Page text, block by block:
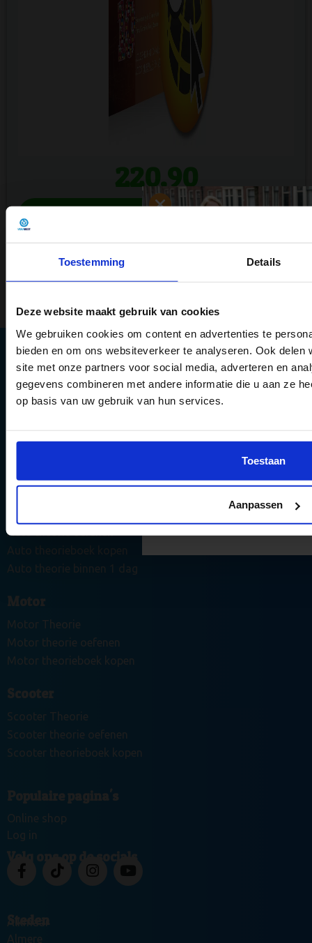
Toestemming Details
Deze website maakt gebruik van cookies
We gebruiken cookies om content en advertenties te
bieden en om ons websiteverkeer te analyseren. Ook
site met onze partners voor social media, adverteren en
gegevens combineren met andere informatie die u aan ze
op basis van uw gebruik van hun services.
Toestaan
Aanpassen
220,90
Meer informatie
Bezoekadres
De Dieze 22
5684PT Best
Auto
Auto theorie oefenen
Auto theorie binnen 1 dag
Motor
Motor Theorie
Motor theorie oefenen
Motor theorieboek kopen
Scooter
Scooter Theorie
Scooter theorie oefenen
Scooter theorieboek kopen
Populaire pagina's
Online shop
Log in
Volg ons op de socials
Steden
Alkmaar
Almere
6 gouden tips
theorie-
Vergroot jouw kans om
examen te halen met
Stuur mij de tips